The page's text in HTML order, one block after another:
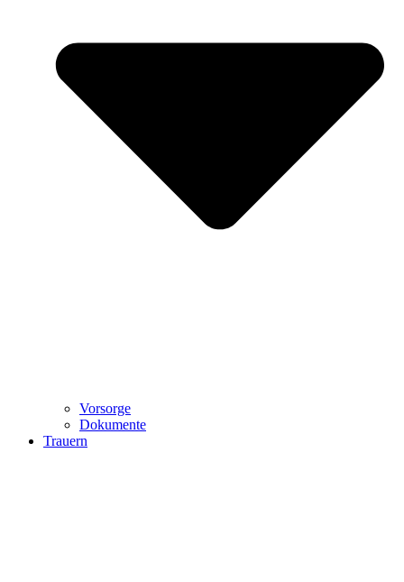
Vorsorge
Dokumente
Trauern